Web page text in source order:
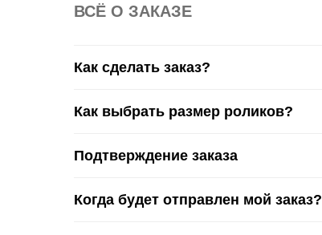
ВСË О ЗАКАЗЕ
Как сделать заказ?
Как выбрать размер роликов?
Подтверждение заказа
Когда будет отправлен мой заказ?